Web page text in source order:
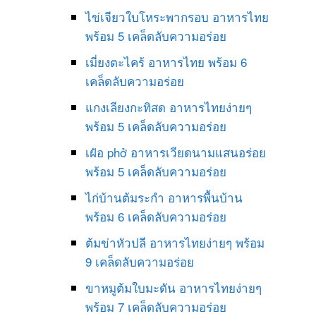
ไข่เจียวใบโหระพากรอบ อาหารไทย
พร้อม 5 เคล็ดลับความอร่อย
เมี่ยงตะไคร้ อาหารไทย พร้อม 6
เคล็ดลับความอร่อย
แกงเลียงกะทิสด อาหารไทยง่ายๆ
พร้อม 5 เคล็ดลับความอร่อย
เฝ๋อ phở อาหารเวียดนามแสนอร่อย
พร้อม 5 เคล็ดลับความอร่อย
ไก่บ้านต้มระกำ อาหารพื้นบ้าน
พร้อม 6 เคล็ดลับความอร่อย
ต้มข่าหัวปลี อาหารไทยง่ายๆ พร้อม
9 เคล็ดลับความอร่อย
ขาหมูต้มใบมะดัน อาหารไทยง่ายๆ
พร้อม 7 เคล็ดลับความอร่อย